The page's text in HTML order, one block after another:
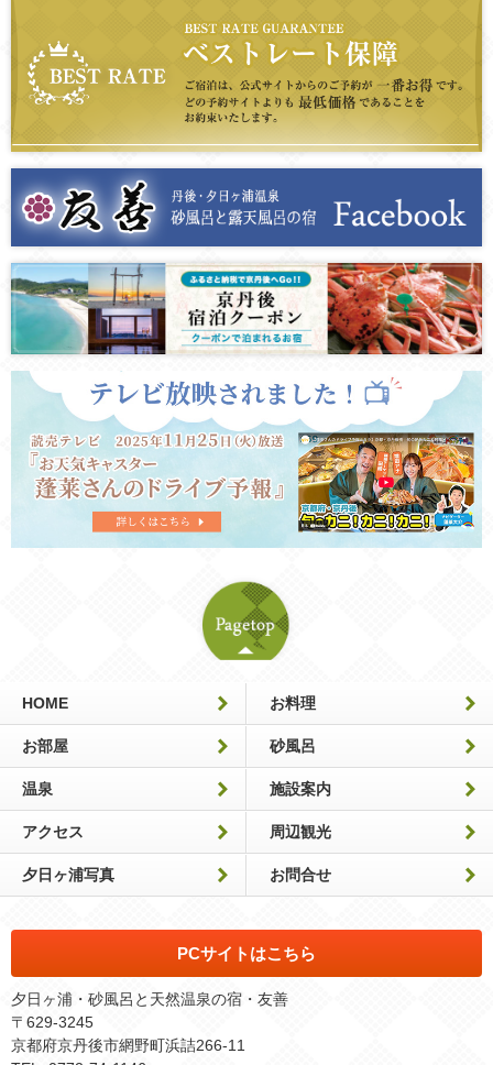
HOME お料理
お部屋 砂風呂
温泉 施設案内
アクセス 周辺観光
夕日ヶ浦写真 お問合せ
PCサイトはこちら
夕日ヶ浦・砂風呂と天然温泉の宿・友善
〒629-3245
京都府京丹後市網野町浜詰266-11